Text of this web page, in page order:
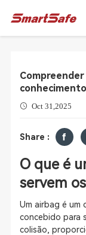
Oct 31,2025
Share :
O que é
servem
Um airbag é um
concebido para
colisão,